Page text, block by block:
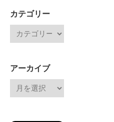
カテゴリー
アーカイブ